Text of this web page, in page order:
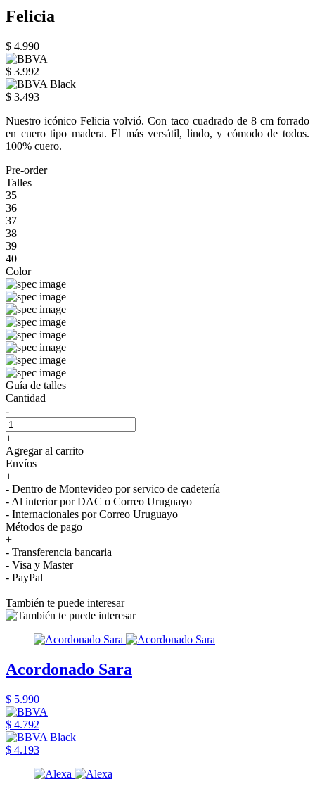
Felicia
$ 4.990
$ 3.992
$ 3.493
Nuestro icónico Felicia volvió. Con taco cuadrado de 8 cm forrado
en cuero tipo madera. El más versátil, lindo, y cómodo de todos.
100% cuero.
Pre-order
Talles
35
36
37
38
39
40
Color
Guía de talles
Cantidad
-
+
Agregar al carrito
Envíos
+
- Dentro de Montevideo por servico de cadetería
- Al interior por DAC o Correo Uruguayo
- Internacionales por Correo Uruguayo
Métodos de pago
+
- Transferencia bancaria
- Visa y Master
- PayPal
También te puede interesar
Acordonado Sara
$ 5.990
$ 4.792
$ 4.193